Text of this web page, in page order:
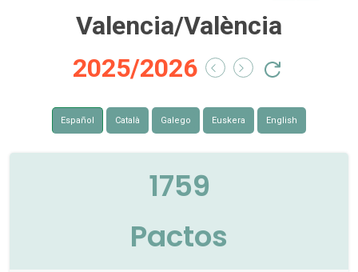
Valencia/València
2025/2026
Español Català Galego Euskera English
1759
Pactos